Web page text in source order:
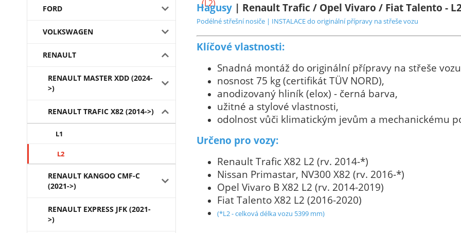
FORD
VOLKSWAGEN
RENAULT
RENAULT MASTER XDD (2024-
>)
RENAULT TRAFIC X82 (2014->)
L1
L2
RENAULT KANGOO CMF-C
(2021->)
RENAULT EXPRESS JFK (2021-
>)
Hagusy| Renault Trafic / Opel Vivaro / Fiat Talento -
Podélné střešní nosiče | INSTALACE do originální přípravy na střeše vozu
Klíčové vlastnosti:
Snadná montáž do originální přípravy na střeše
nosnost 75 kg (certifikát TÜV NORD),
anodizovaný hliník (elox) - černá barva,
užitné a stylové vlastnosti,
odolnost vůči klimatickým jevům a mechanickému
Určeno pro vozy:
Renault Trafic X82 L2 (rv. 2014-*)
Nissan Primastar, NV300 X82 (rv. 2016-*)
Opel Vivaro B X82 L2 (rv. 2014-2019)
Fiat Talento X82 L2 (2016-2020)
(*L2 - celková délka vozu 5399 mm)